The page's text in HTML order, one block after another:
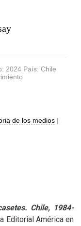
2024 País: Chile
de los medios|
Chile, 1984-
Editorial América en